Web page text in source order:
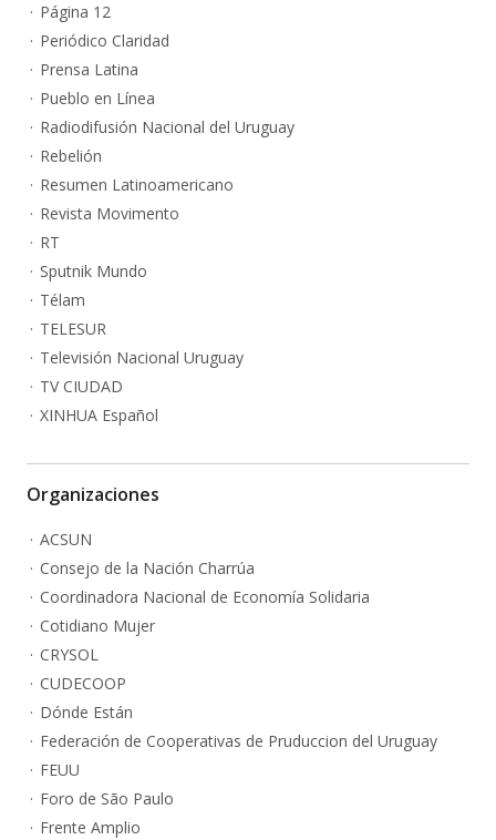
Página 12
Periódico Claridad
Prensa Latina
Pueblo en Línea
Radiodifusión Nacional del Uruguay
Rebelión
Resumen Latinoamericano
Revista Movimento
RT
Sputnik Mundo
Télam
TELESUR
Televisión Nacional Uruguay
TV CIUDAD
XINHUA Español
Organizaciones
ACSUN
Consejo de la Nación Charrúa
Coordinadora Nacional de Economía Solidaria
Cotidiano Mujer
CRYSOL
CUDECOOP
Dónde Están
Federación de Cooperativas de Pruduccion del Uruguay
FEUU
Foro de São Paulo
Frente Amplio